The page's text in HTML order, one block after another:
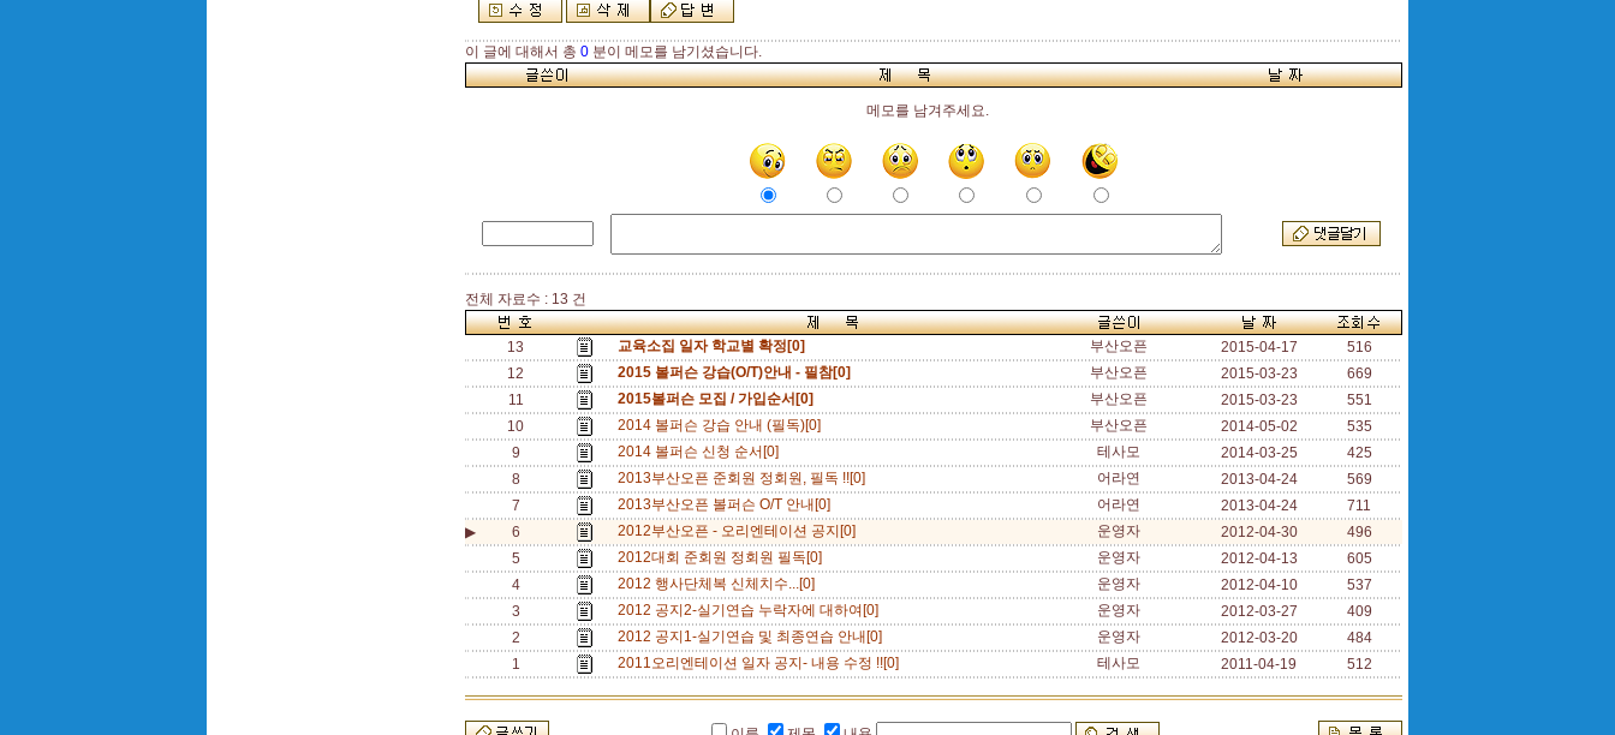
이 글에 대해서 총 0 분이 메모를 남기셨습니다.
메모를 남겨주세요.
전체 자료수 : 13 건
13 교육소집 일자 학교별 확정[0] 부산오픈 2015-04-17
516
12
2015 볼퍼슨 강습(O/T)안내 - 필참[0] 부산오픈 2015-03-23
669
11
2015볼퍼슨 모집 / 가입순서[0] 부산오픈 2015-03-23
551
10
2014 볼퍼슨 강습 안내 (필독)[0] 부산오픈 2014-05-02
535
9
2014 볼퍼슨 신청 순서[0] 테사모 2014-03-25
425
8
2013부산오픈 준회원 정회원, 필독 !![0] 어라연 2013-04-24
569
7
2013부산오픈 볼퍼슨 O/T 안내[0] 어라연 2013-04-24
711
▶
6 2012부산오픈 - 오리엔테이션 공지[0] 운영자 2012-04-30
496
5
2012대회 준회원 정회원 필독[0] 운영자 2012-04-13
605
4
2012 행사단체복 신체치수...[0] 운영자 2012-04-10
537
3
2012 공지2-실기연습 누락자에 대하여[0] 운영자 2012-03-27
409
2
2012 공지1-실기연습 및 최종연습 안내[0] 운영자 2012-03-20
484
1
2011오리엔테이션 일자 공지- 내용 수정 !![0] 테사모 2011-04-19 512